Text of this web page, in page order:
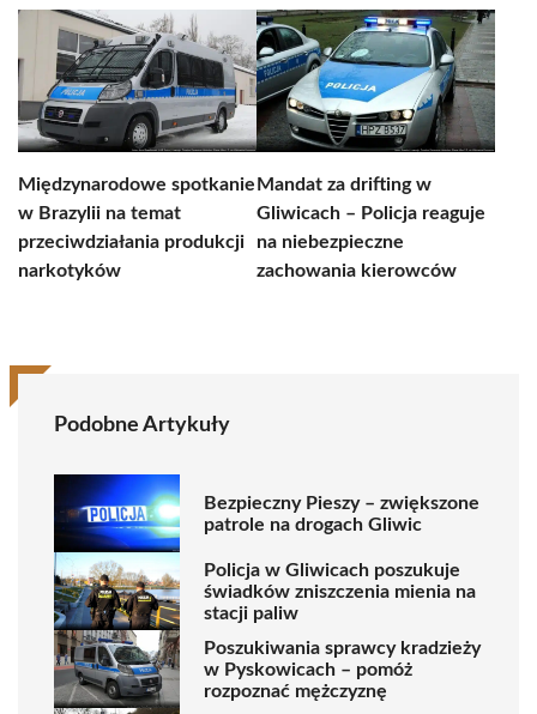
Międzynarodowe spotkanie
w Brazylii na temat
przeciwdziałania produkcji
narkotyków
Mandat za drifting w
Gliwicach – Policja reaguje
na niebezpieczne
zachowania kierowców
Podobne Artykuły
Bezpieczny Pieszy – zwiększone
patrole na drogach Gliwic
Policja w Gliwicach poszukuje
świadków zniszczenia mienia na
stacji paliw
Poszukiwania sprawcy kradzieży
w Pyskowicach – pomóż
rozpoznać mężczyznę